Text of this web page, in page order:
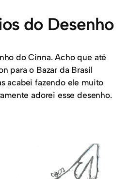
do Desenho
do Cinna. Acho que até
para o Bazar da Brasil
acabei fazendo ele muito
adorei esse desenho.